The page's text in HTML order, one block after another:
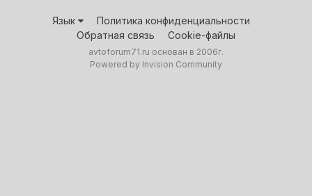
Язык
Политика конфиденциальности
Обратная связь
Cookie-файлы
avtoforum71.ru основан в 2006г.
Powered by Invision Community